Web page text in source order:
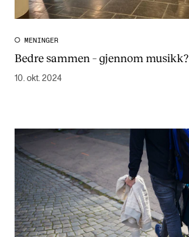
MENINGER
Bedre sammen – gjennom musikk?
10. okt. 2024